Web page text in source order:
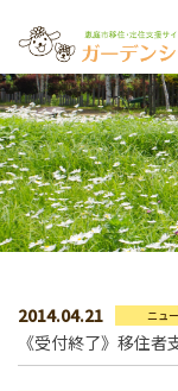
2014.04.21 ニュ
《受付終了》移住者